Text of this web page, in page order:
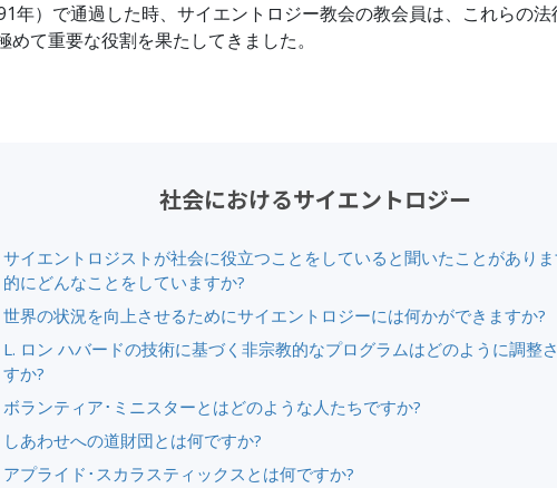
年）で通過した時、サイエントロジー教会の教会員は、これらの
めて重要な役割を果たしてきました。
社会におけるサイエントロジー
サイエントロジストが社会に役立つことをしていると聞いたことがあり
的にどんなことをしていますか?
世界の状況を向上させるためにサイエントロジーには何かができますか?
L. ロン ハバードの技術に基づく非宗教的なプログラムはどのように調整
すか?
ボランティア･ミニスターとはどのような人たちですか?
しあわせへの道財団とは何ですか?
アプライド･スカラスティックスとは何ですか?